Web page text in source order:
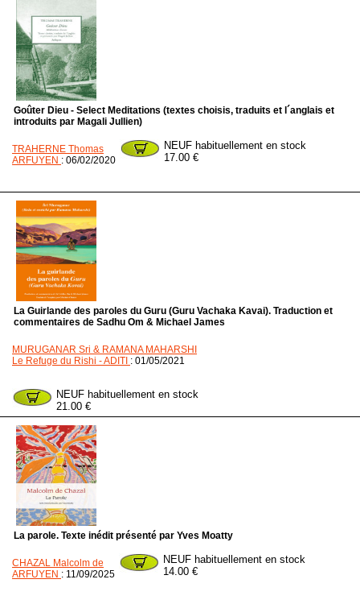
Goûter Dieu - Select Meditations (textes choisis, traduits et l´anglais et
introduits par Magali Jullien)
TRAHERNE Thomas
ARFUYEN : 06/02/2020
NEUF habituellement en stock
17.00 €
La Guirlande des paroles du Guru (Guru Vachaka Kavai). Traduction et
commentaires de Sadhu Om & Michael James
MURUGANAR Sri & RAMANA MAHARSHI
Le Refuge du Rishi - ADITI : 01/05/2021
NEUF habituellement en stock
21.00 €
La parole. Texte inédit présenté par Yves Moatty
CHAZAL Malcolm de
ARFUYEN : 11/09/2025
NEUF habituellement en stock
14.00 €